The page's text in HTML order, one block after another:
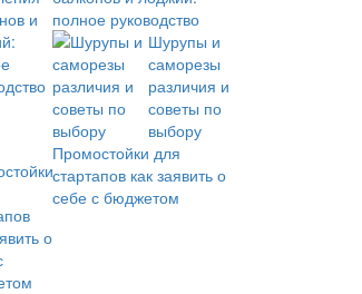
полное руководство
Шурупы и
саморезы
различия и
советы по
выбору
Промостойки для
стартапов как заявить о
себе с бюджетом